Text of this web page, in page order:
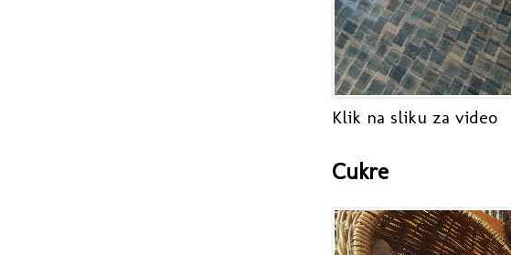
Klik na sliku za video
Cukre